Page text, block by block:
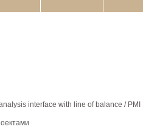
interface with line of balance / PMI